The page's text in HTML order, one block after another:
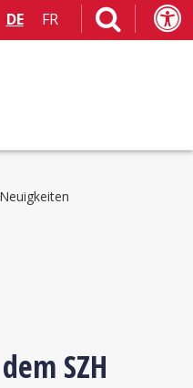
DE FR
Neuigkeiten
SZH